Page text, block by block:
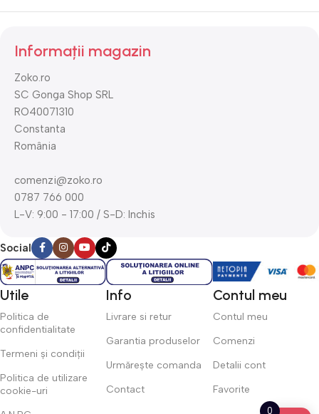
Informații magazin
Zoko.ro
SC Gonga Shop SRL
RO40071310
Constanta
România
comenzi@zoko.ro
0787 766 000
L-V: 9:00 - 17:00 / S-D: Inchis
Social
Utile
Politica de
confidentialitate
Termeni și condiții
Politica de utilizare
cookie-uri
Info
Livrare si retur
Garantia produselor
Urmărește comanda
Contact
Contul meu
Contul meu
Comenzi
Detalii cont
Favorite
0